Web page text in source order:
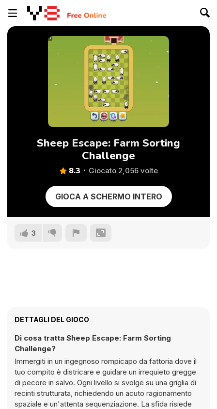
Sheep Escape: Farm Sorting
Challenge
8.3 Giocato 2,056 volte
GIOCA A SCHERMO INTERO
3
DETTAGLI DEL GIOCO
Di cosa tratta Sheep Escape: Farm Sorting
Challenge?
Immergiti in un ingegnoso rompicapo da fattoria dove il
tuo compito è districare e guidare un irrequieto gregge
di pecore in salvo. Ogni livello si svolge su una griglia di
recinti strutturata, richiedendo un acuto ragionamento
spaziale e un'attenta sequenziazione. La sfida risiede